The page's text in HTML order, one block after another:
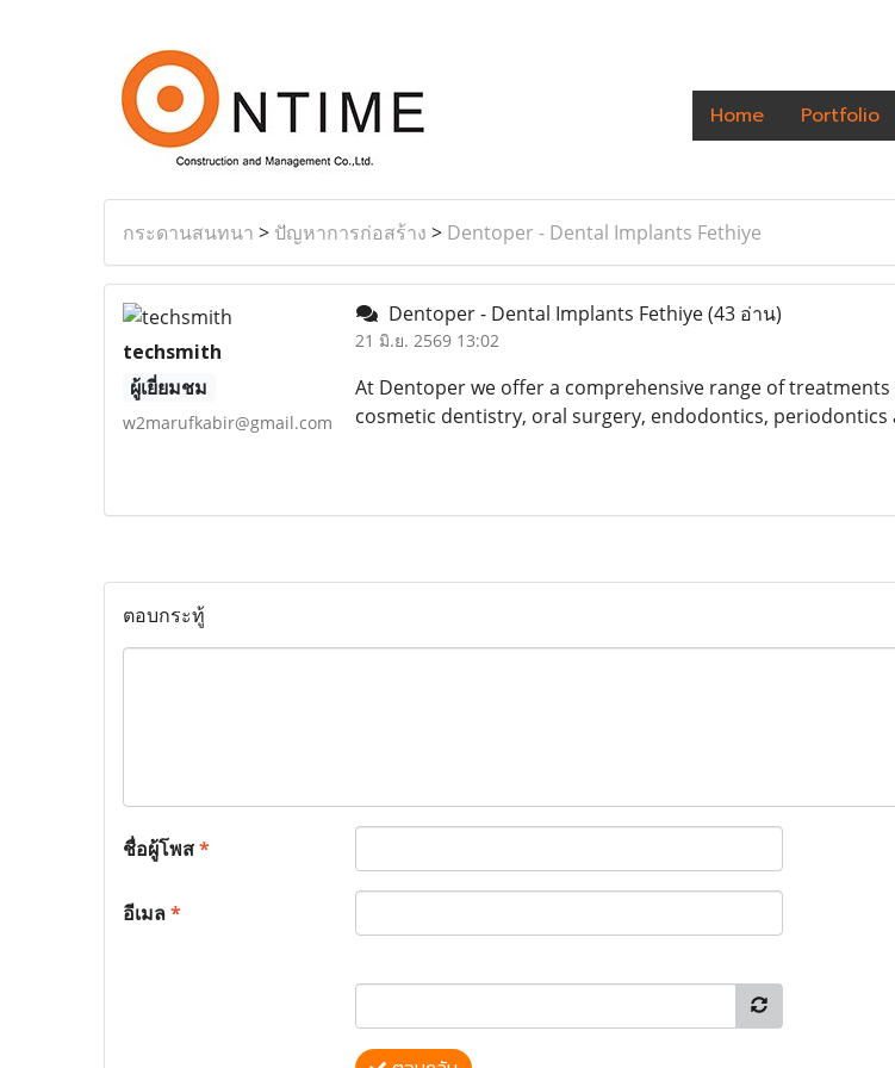
Home Portfolio
กระดานสนทนา > ปัญหาการก่อสร้าง > Dentoper - Dental Implants Fethiye
techsmith
ผู้เยี่ยมชม
w2marufkabir@gmail.com
Dentoper - Dental Implants Fethiye(43 อ่าน)
21 มิ.ย. 2569 13:02
At Dentoper we offer a comprehensive range of
cosmetic dentistry, oral surgery, endodontics,
ตอบกระทู้
ชื่อผู้โพส*
อีเมล*